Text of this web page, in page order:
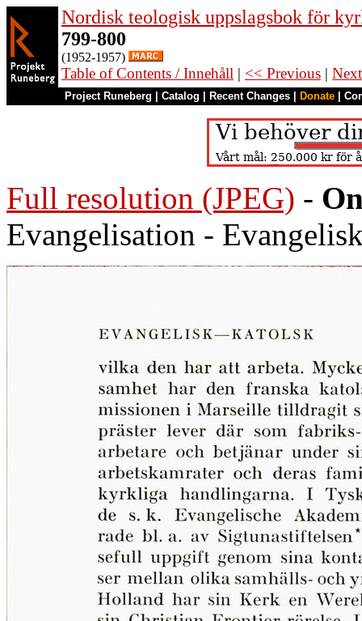
Nordisk teologisk uppslagsbok för
799-800
(1952-1957)
Table of Contents / Innehåll | << Previous |
Project Runeberg Catalog Recent Changes Donate
Full resolution (JPEG) -
Evangelisation -